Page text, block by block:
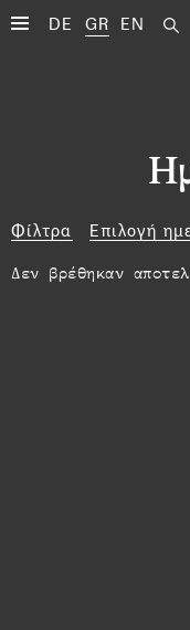
DE GR EN
Φίλτρα Επιλογή
Δεν βρέθηκαν